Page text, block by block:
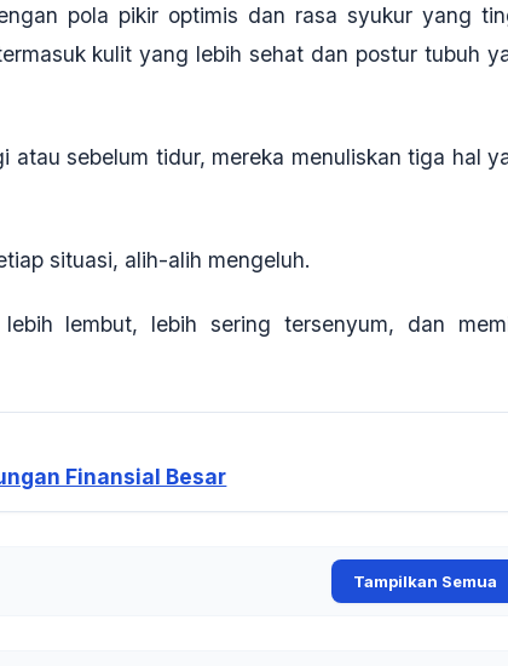
pola pikir optimis dan rasa syukur yang
kulit yang lebih sehat dan postur tubuh
atau sebelum tidur, mereka menuliskan tiga hal
situasi, alih-alih mengeluh.
lembut, lebih sering tersenyum, dan
Finansial Besar
Tampilkan Semua